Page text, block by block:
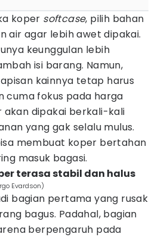
koper softcase, pilih bahan
air agar lebih awet dipakai.
keunggulan lebih
isi barang. Namun,
kainnya tetap harus
cuma fokus pada harga
dipakai berkali-kali
yang gak selalu mulus.
membuat koper bertahan
masuk bagasi.
terasa stabil dan halus
Evardson)
bagian pertama yang rusak
bagus. Padahal, bagian
berpengaruh pada